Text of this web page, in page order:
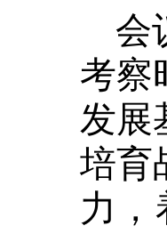
会
考察
发展
培育
力